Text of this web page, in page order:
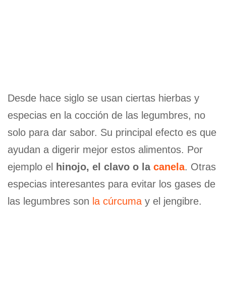
Desde hace siglo se usan ciertas hierbas y
especias en la cocción de las legumbres, no
solo para dar sabor. Su principal efecto es que
ayudan a digerir mejor estos alimentos. Por
ejemplo el
hinojo, el clavo o la canela. Otras
especias interesantes para evitar los gases de
las legumbres son la cúrcuma y el jengibre.